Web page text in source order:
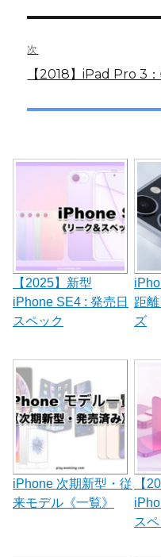
ビ
ゲ
ー
ョ
次
次【2018】iPad Pro 3
【2025】新型
iPhone SE4 : 発売日
スペック
距
ズ
iPhone 次期新型・従
来モデル《一覧》
【
ス